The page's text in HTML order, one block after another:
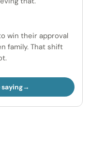
win their approval
family. That shift
saying